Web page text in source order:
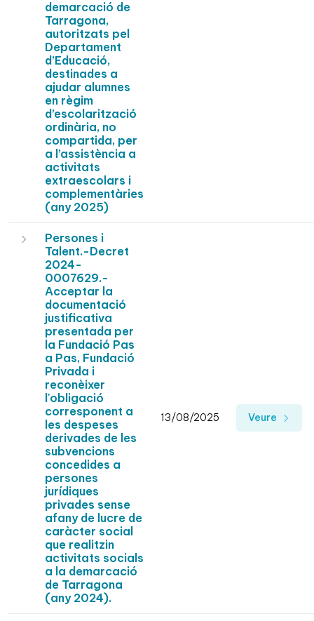
demarcació de
Tarragona,
autoritzats pel
Departament
d’Educació,
destinades a
ajudar alumnes
en règim
d’escolarització
ordinària, no
compartida, per
a l’assistència a
activitats
extraescolars i
complementàries
(any 2025)
Persones i
Talent.-Decret
2024-
0007629.-
Acceptar la
documentació
justificativa
presentada per
la Fundació Pas
a Pas, Fundació
Privada i
reconèixer
l'obligació
corresponent a
les despeses
derivades de les
subvencions
concedides a
persones
jurídiques
privades sense
afany de lucre de
caràcter social
que realitzin
activitats socials
a la demarcació
de Tarragona
(any 2024).
13/08/2025 Veure